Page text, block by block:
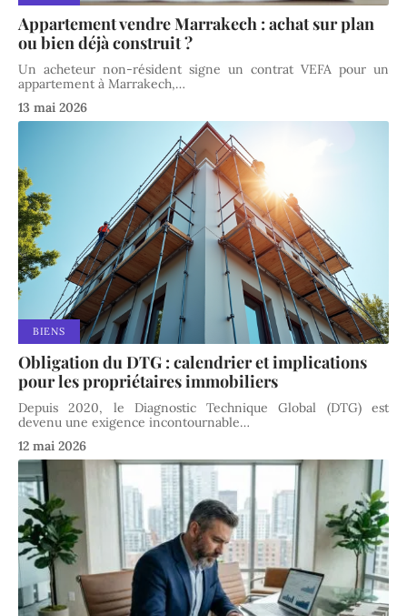
Appartement vendre Marrakech : achat sur plan
ou bien déjà construit ?
Un acheteur non-résident signe un contrat VEFA pour un
appartement à Marrakech,…
13 mai 2026
BIENS
Obligation du DTG : calendrier et implications
pour les propriétaires immobiliers
Depuis 2020, le Diagnostic Technique Global (DTG) est
devenu une exigence incontournable…
12 mai 2026